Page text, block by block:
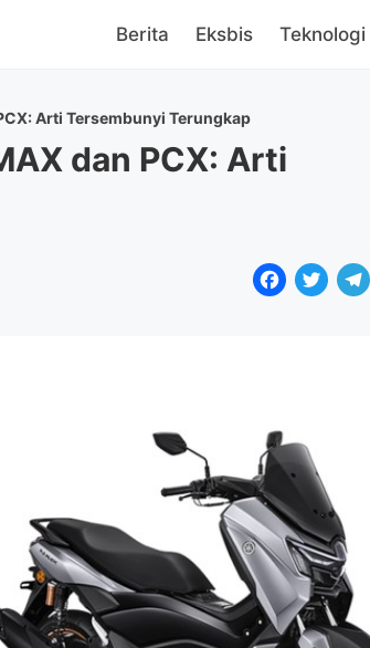
Berita Eksbis Teknologi
Arti Tersembunyi Terungkap
dan PCX: Arti
F
o
o
k
T
e
T